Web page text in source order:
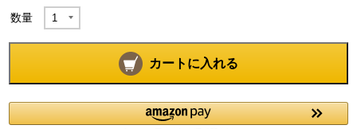
数量
カートに入れる